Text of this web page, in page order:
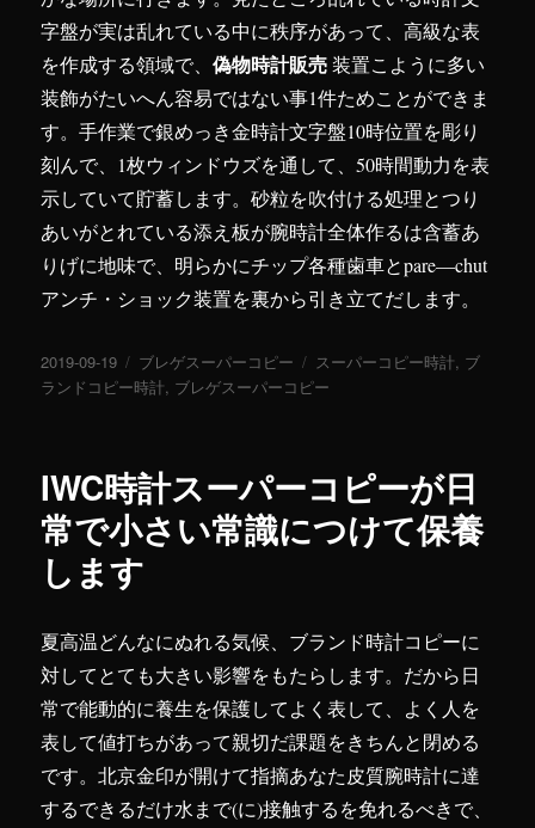
字盤が実は乱れている中に秩序があって、高級な表
を作成する領域で、偽物時計販売装置こように多い
装飾がたいへん容易ではない事1件ためことができま
す。手作業で銀めっき金時計文字盤10時位置を彫り
刻んで、1枚ウィンドウズを通して、50時間動力を表
示していて貯蓄します。砂粒を吹付ける処理とつり
あいがとれている添え板が腕時計全体作るは含蓄あ
りげに地味で、明らかにチップ各種歯車とpare―chut
アンチ・ショック装置を裏から引き立てだします。
投
稿
2019-09-19
カ
テ
ブレゲスーパーコピー
タ
グ
スーパーコピー時計, ブ
ランドコピー時計, ブレゲスーパーコピー
IWC時計スーパーコピーが日
常で小さい常識につけて保養
します
夏高温どんなにぬれる気候、ブランド時計コピーに
対してとても大きい影響をもたらします。だから日
常で能動的に養生を保護してよく表して、よく人を
表して値打ちがあって親切だ課題をきちんと閉める
です。北京金印が開けて指摘あなた皮質腕時計に達
するできるだけ水まで(に)接触するを免れるべきで、